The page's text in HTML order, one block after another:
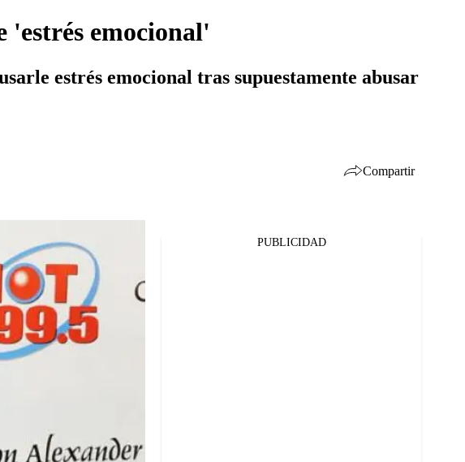
'estrés emocional'
estrés emocional tras supuestamente abusar
Compartir
PUBLICIDAD